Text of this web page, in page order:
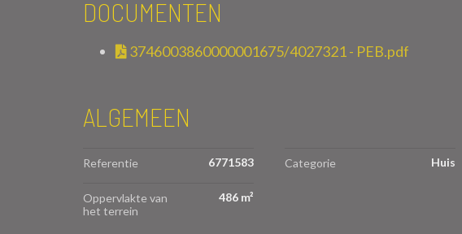
DOCUMENTEN
3746003860000001675/4027321 - PEB.pdf
ALGEMEEN
Referentie 6771583 Categorie Huis
Oppervlakte van
het terrein
486 m²